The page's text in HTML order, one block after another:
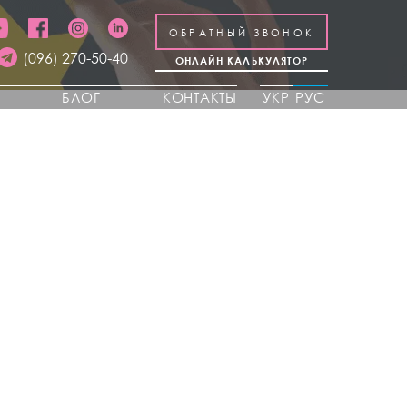
(096) 270-50-40
ОБРАТНЫЙ ЗВОНОК
ОНЛАЙН КАЛЬКУЛЯТОР
БЛОГ КОНТАКТЫ УКР РУС